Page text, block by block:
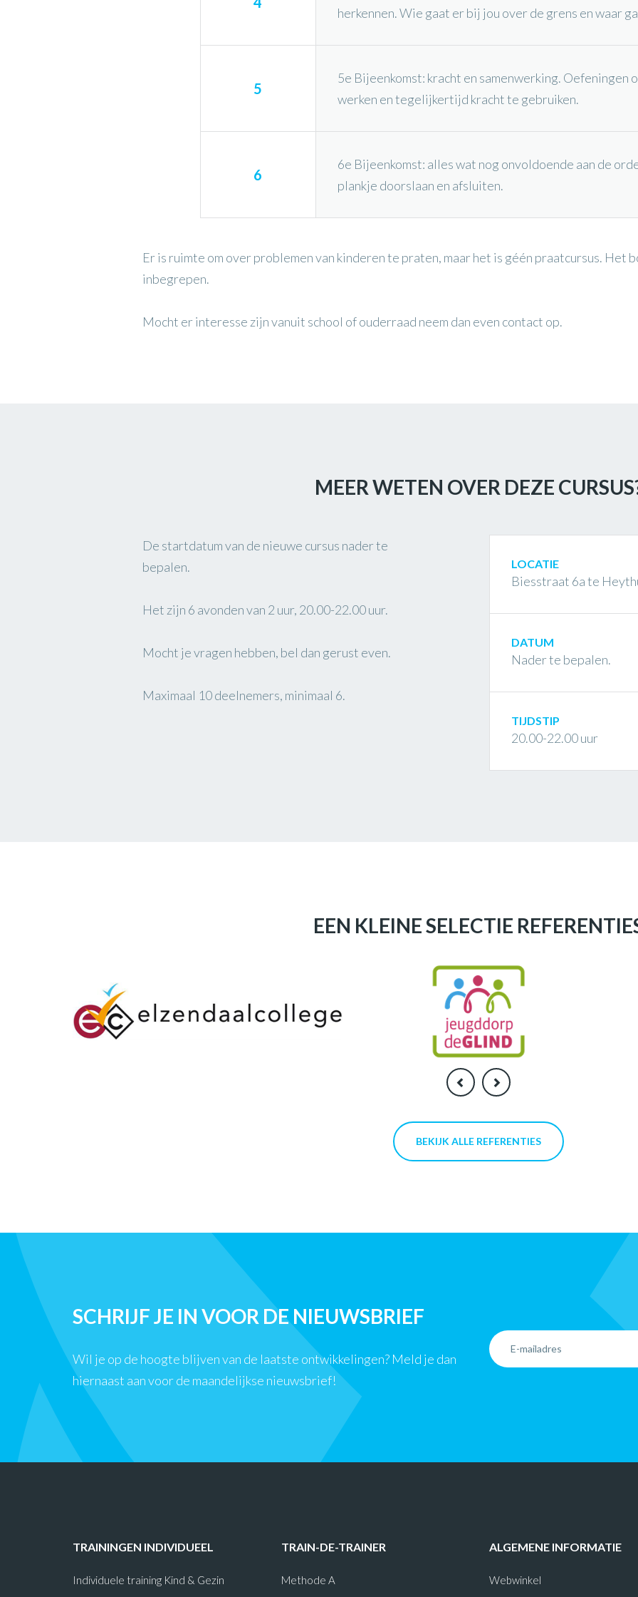
herkennen. Wie gaat er bij jou over de grens en waar
5
5e Bijeenkomst: kracht en samenwerking. Oefeningen
werken en tegelijkertijd kracht te gebruiken.
6
6e Bijeenkomst: alles wat nog onvoldoende aan de
plankje doorslaan en afsluiten.
Er is ruimte om over problemen van kinderen te praten, maar het is géén praatcursus. Het
inbegrepen.
Mocht er interesse zijn vanuit school of ouderraad neem dan even contact op.
MEER WETEN OVER DEZE
De startdatum van de nieuwe cursus nader te
bepalen.
Het zijn 6 avonden van 2 uur, 20.00-22.00 uur.
Mocht je vragen hebben, bel dan gerust even.
Maximaal 10 deelnemers, minimaal 6.
LOCATIE
Biesstraat 6a te
DATUM
Nader te bepalen.
TIJDSTIP
20.00-22.00 uur
EEN KLEINE SELECTIE
BEKIJK ALLE REFERENTIES
SCHRIJF JE IN VOOR DE NIEUWSBRIEF
Wil je op de hoogte blijven van de laatste ontwikkelingen? Meld je dan
hiernaast aan voor de maandelijkse nieuwsbrief!
TRAININGEN INDIVIDUEEL
Individuele training Kind & Gezin
TRAIN-DE-TRAINER
Methode A
ALGEMENE INFORMATIE
Webwinkel